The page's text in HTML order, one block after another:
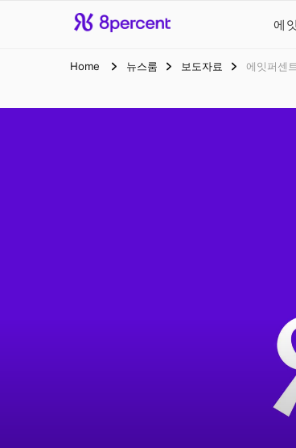
에잇퍼센
맞닿아 펼쳐진 금융 가
에
Home 뉴스룸 보도자료 에잇퍼센